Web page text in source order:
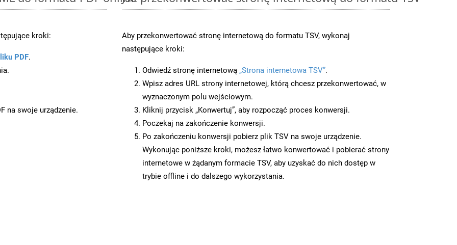
kroki:
PDF.
na swoje urządzenie.
Aby przekonwertować stronę internetową do formatu TSV, wykonaj
następujące kroki:
Odwiedź stronę internetową „Strona internetowa TSV”.
Wpisz adres URL strony internetowej, którą chcesz przekonwertować, w
wyznaczonym polu wejściowym.
Kliknij przycisk „Konwertuj”, aby rozpocząć proces konwersji.
Poczekaj na zakończenie konwersji.
Po zakończeniu konwersji pobierz plik TSV na swoje urządzenie.
Wykonując poniższe kroki, możesz łatwo konwertować i pobierać strony
internetowe w żądanym formacie TSV, aby uzyskać do nich dostęp w
trybie offline i do dalszego wykorzystania.